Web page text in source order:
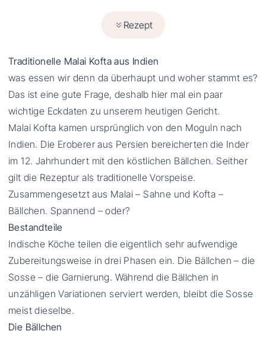
Rezept
Traditionelle Malai Kofta aus Indien
was essen wir denn da überhaupt und woher stammt es?
Das ist eine gute Frage, deshalb hier mal ein paar
wichtige Eckdaten zu unserem heutigen Gericht.
Malai Kofta kamen ursprünglich von den Moguln nach
Indien. Die Eroberer aus Persien bereicherten die Inder
im 12. Jahrhundert mit den köstlichen Bällchen. Seither
gilt die Rezeptur als traditionelle Vorspeise.
Zusammengesetzt aus Malai – Sahne und Kofta –
Bällchen. Spannend – oder?
Bestandteile
Indische Köche teilen die eigentlich sehr aufwendige
Zubereitungsweise in drei Phasen ein. Die Bällchen – die
Sosse – die Garnierung. Während die Bällchen in
unzähligen Variationen serviert werden, bleibt die Sosse
meist dieselbe.
Die Bällchen